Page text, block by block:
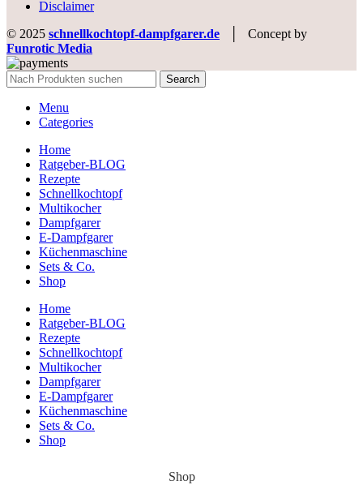
Disclaimer
© 2025 schnellkochtopf-dampfgarer.de │ Concept by
Funrotic Media
Search
Menu
Categories
Home
Ratgeber-BLOG
Rezepte
Schnellkochtopf
Multikocher
Dampfgarer
E-Dampfgarer
Küchenmaschine
Sets & Co.
Shop
Home
Ratgeber-BLOG
Rezepte
Schnellkochtopf
Multikocher
Dampfgarer
E-Dampfgarer
Küchenmaschine
Sets & Co.
Shop
Shop